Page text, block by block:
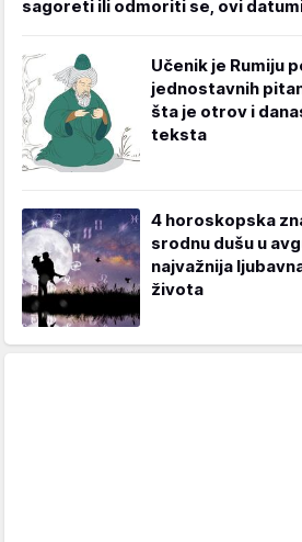
sagoreti ili odmoriti se, ovi
Učenik je Rumiju
jednostavnih
šta je otrov i
teksta
4 horoskopska
srodnu dušu u
najvažnija
života